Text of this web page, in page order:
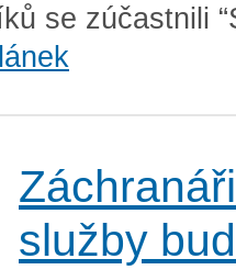
se zúčastnili
služby